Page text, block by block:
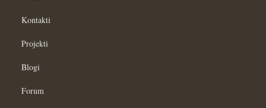
Kontakti
Projekti
Blogi
Forum